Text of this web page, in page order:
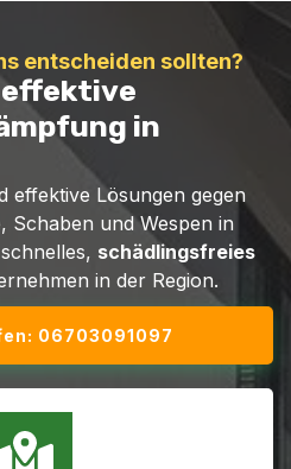
entscheiden sollten?
in
effektive Lösungen gegen
Schaben und Wespen in
schädlingsfreies
in der Region.
06703091097